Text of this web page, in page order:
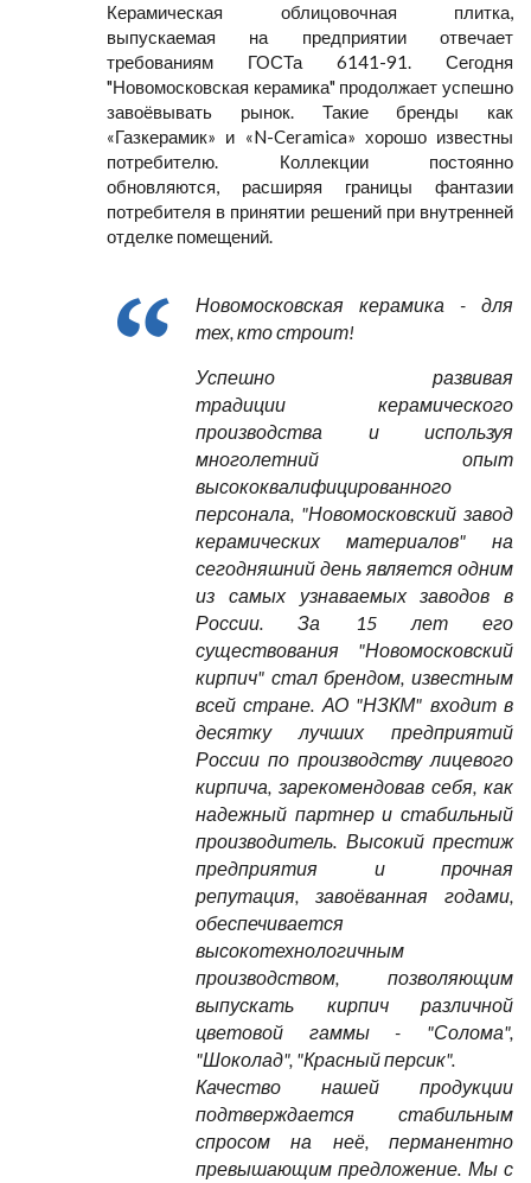
Керамическая облицовочная плитка,
выпускаемая на предприятии отвечает
требованиям ГОСТа 6141-91. Сегодня
"Новомосковская керамика" продолжает успешно
завоёвывать рынок. Такие бренды как
«Газкерамик» и «N-Ceramica» хорошо известны
потребителю. Коллекции постоянно
обновляются, расширяя границы фантазии
потребителя в принятии решений при внутренней
отделке помещений.
Новомосковская керамика - для
тех, кто строит!
Успешно развивая
традиции керамического
производства и используя
многолетний опыт
высококвалифицированного
персонала, "Новомосковский завод
керамических материалов" на
сегодняшний день является одним
из самых узнаваемых заводов в
России. За 15 лет его
существования "Новомосковский
кирпич" стал брендом, известным
всей стране. АО "НЗКМ" входит в
десятку лучших предприятий
России по производству лицевого
кирпича, зарекомендовав себя, как
надежный партнер и стабильный
производитель. Высокий престиж
предприятия и прочная
репутация, завоёванная годами,
обеспечивается
высокотехнологичным
производством, позволяющим
выпускать кирпич различной
цветовой гаммы - "Солома",
"Шоколад", "Красный персик".
Качество нашей продукции
подтверждается стабильным
спросом на неё, перманентно
превышающим предложение. Мы с